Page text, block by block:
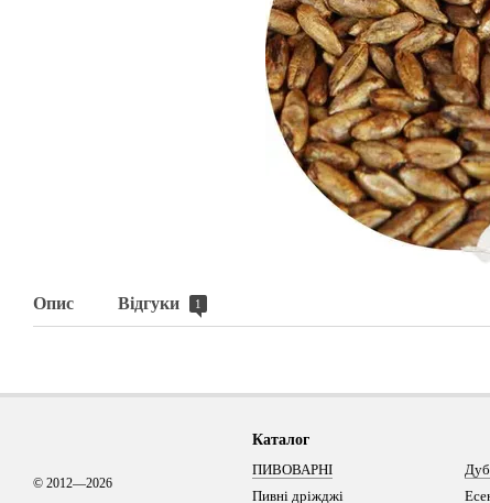
Опис Відгуки 1
© 2012—2026
Каталог
ПИВОВАРНІ
Пивні дріжджі